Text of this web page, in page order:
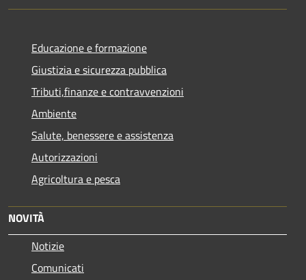
Educazione e formazione
Giustizia e sicurezza pubblica
Tributi,finanze e contravvenzioni
Ambiente
Salute, benessere e assistenza
Autorizzazioni
Agricoltura e pesca
NOVITÀ
Notizie
Comunicati